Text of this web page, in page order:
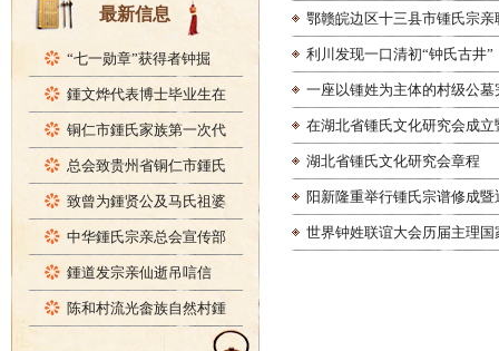
最新信息
“七一勋章”获得者钟掘
鍾文烨代表博士毕业生在
铜仁市鍾氏家族第一次代
总会致贵州省铜仁市鍾氏
致曾为鍾贤公及马氏祖婆
中华鍾氏宗亲总会宣传部
鍾道发宗亲仙逝吊唁信
陈和村流光畲族自然村鍾
鄂赣皖边区十三县市锺氏宗
利川发现一口清初“钟氏古井”
一座以锺姓为主体的村级公墓
在湖北省锺氏文化研究会成
湖北省锺氏文化研究会章程
阳新隆重举行锺氏宗谱修成暨
世界钟姓联谊大会历届主理